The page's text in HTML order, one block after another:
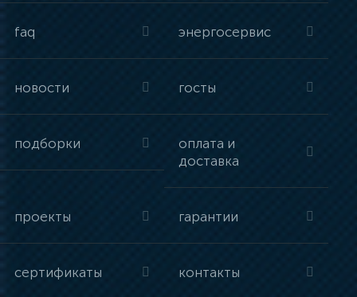
faq энергосервис
новости госты
подборки
оплата и
доставка
проекты гарантии
сертификаты контакты